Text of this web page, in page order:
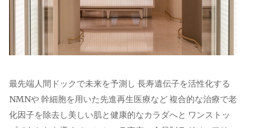
最先端人間ドックで未来を予測し 長寿遺伝子を活性化する
NMNや 幹細胞を用いた先進再生医療など 複合的な治療で老
化因子を除去し美しい肌と健康的なカラダへと ワンストッ